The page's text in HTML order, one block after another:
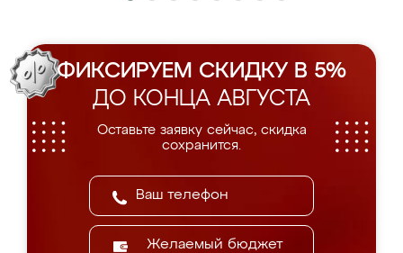
ФИКСИРУЕМ СКИДКУ В 5%
ДО КОНЦА АВГУСТА
Оставьте заявку сейчас, скидка
сохранится.
Желаемый бюджет